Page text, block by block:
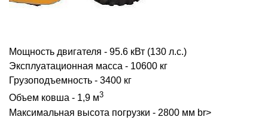
Мощность двигателя - 95.6 кВт (130 л.с.)
Эксплуатационная масса - 10600 кг
Грузоподъемность - 3400 кг
Объем ковша - 1,9 м3
Максимальная высота погрузки - 2800 мм br>